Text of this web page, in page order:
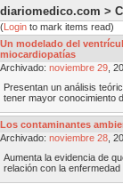
diariomedico.com >
(Login to mark items read)
Un modelado del
miocardiopatías
Archivado: noviembre 29 ,
Presentan un análisis
tener mayor conocimiento
Los contaminantes
Archivado: noviembre 28 ,
Aumenta la evidencia de
relación con la enfermedad